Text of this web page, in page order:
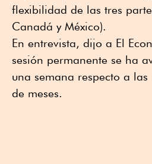
flexibilidad de las tres
Canadá y México).
En entrevista, dijo a El
sesión permanente se ha
una semana respecto a
de meses.